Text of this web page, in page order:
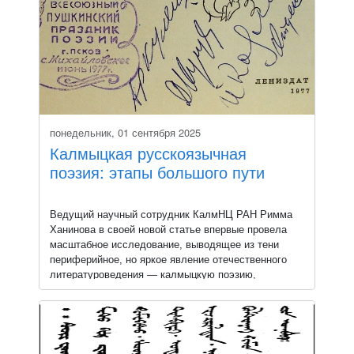
понедельник, 01 сентября 2025
Калмыцкая русскоязычная
поэзия: этапы большого пути
Ведущий научный сотрудник КалмНЦ РАН Римма
Ханинова в своей новой статье впервые провела
масштабное исследование, выводящее из тени
периферийное, но яркое явление отечественного
литературоведения — калмыцкую поэзию,
создающуюся на русском языке.
Работа восполняет существенный пробел,
поскольку целенаправленное изучение этой области